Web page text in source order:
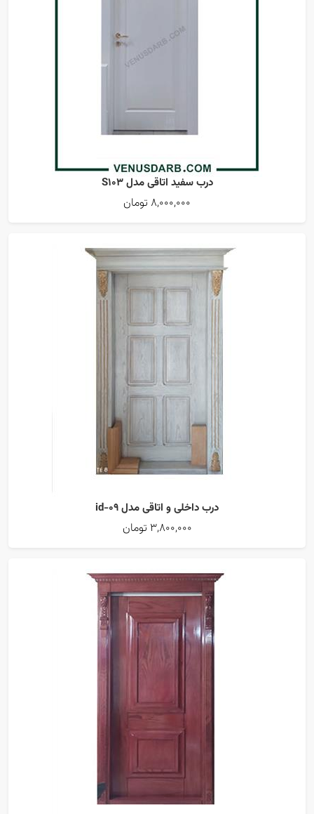
درب سفید اتاقی مدل S103
8,000,000 تومان
درب داخلی و اتاقی مدل id-09
3,800,000 تومان